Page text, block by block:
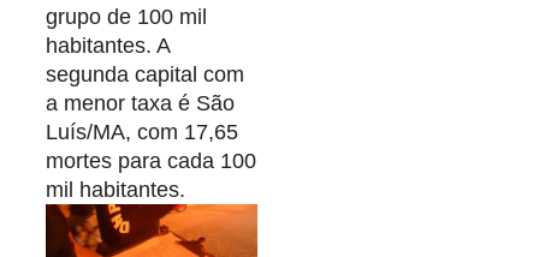
grupo de 100 mil
habitantes. A
segunda capital com
a menor taxa é São
Luís/MA, com 17,65
mortes para cada 100
mil habitantes.